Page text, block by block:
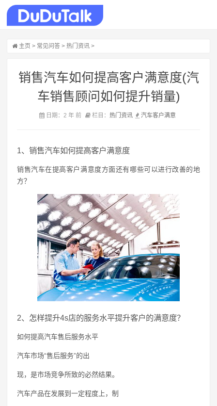
主页 > 常见问答 > 热门资讯 >
销售汽车如何提高客户满意度(汽
车销售顾问如何提升销量)
日期：2 年 前 栏目： 热门资讯 汽车客户满意
1、销售汽车如何提高客户满意度
销售汽车在提高客户满意度方面还有哪些可以进行改善的地
方？
2、怎样提升4s店的服务水平提升客户的满意度？
如何提高汽车售后服务水平
汽车市场“售后服务”的出
现，是市场竞争所致的必然结果。
汽车产品在发展到一定程度上，制